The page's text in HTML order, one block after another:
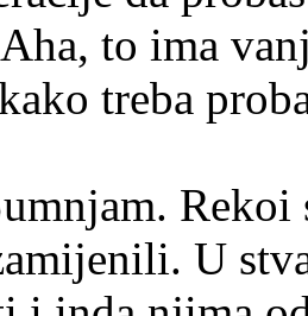
to ima
treba
Rekoi
U